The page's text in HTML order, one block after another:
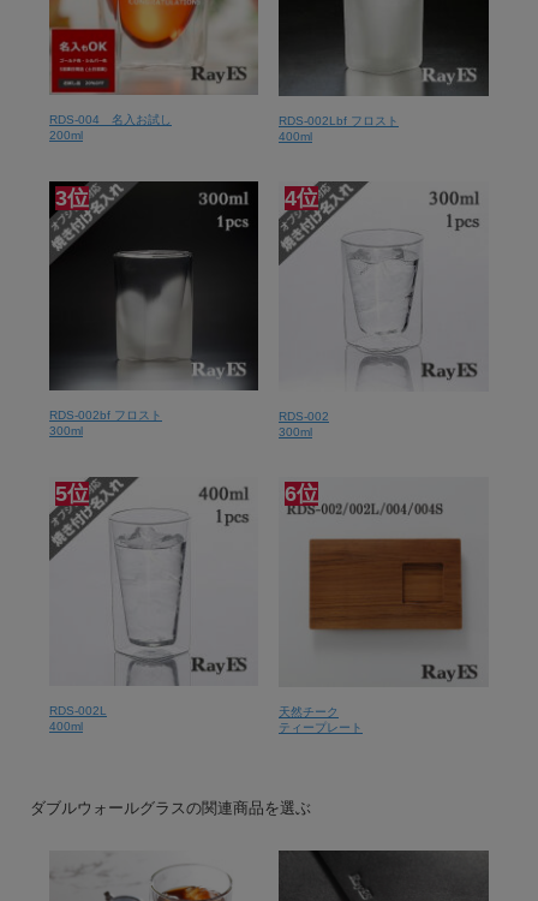
RDS-004 名入お試し
200ml
RDS-002Lbf フロスト
400ml
3位
RDS-002bf フロスト
300ml
4位
RDS-002
300ml
5位
RDS-002L
400ml
6位
天然チーク
ティープレート
ダブルウォールグラスの関連商品を選ぶ